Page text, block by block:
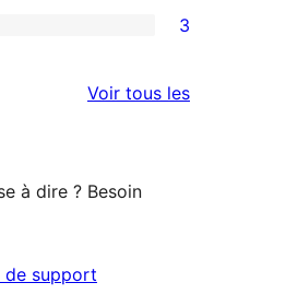
3
Voir tous lesavis
à dire ? Besoin
de support